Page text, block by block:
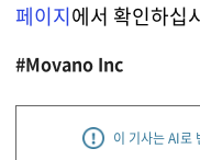
페이지에서 확인하십
#Movano Inc
이 기사는 AI로